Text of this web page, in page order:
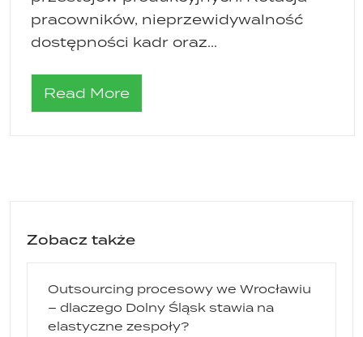
pracowników, nieprzewidywalność
dostępności kadr oraz...
Read More
Zobacz także
Outsourcing procesowy we Wrocławiu
– dlaczego Dolny Śląsk stawia na
elastyczne zespoły?